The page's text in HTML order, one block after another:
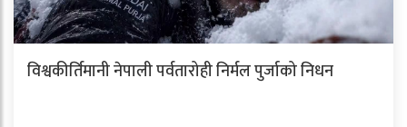
विश्वकीर्तिमानी नेपाली पर्वतारोही निर्मल पुर्जाको निधन